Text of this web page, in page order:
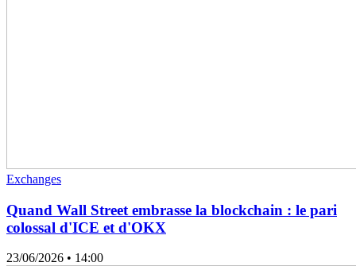
Exchanges
Quand Wall Street embrasse la blockchain : le pari
colossal d'ICE et d'OKX
23/06/2026 • 14:00